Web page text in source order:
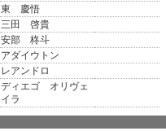
東 慶悟
三田 啓貴
安部 柊斗
アダイウトン
レアンドロ
ディエゴ オリヴェ
イラ